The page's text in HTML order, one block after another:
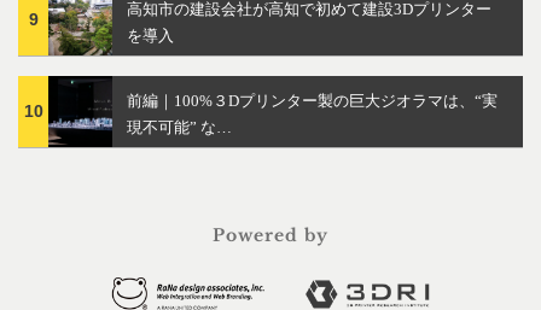
9
高知市の建設会社が高知で初めて建設3Dプリンター
を導入
10
前編｜100%３Dプリンター製の巨大ジオラマは、“実
現不可能” な…
Powered by